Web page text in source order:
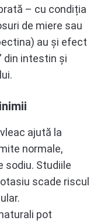
– cu condiția
de miere sau
au și efect
din intestin și
ajută la
normale,
sodiu. Studiile
scade riscul
pot